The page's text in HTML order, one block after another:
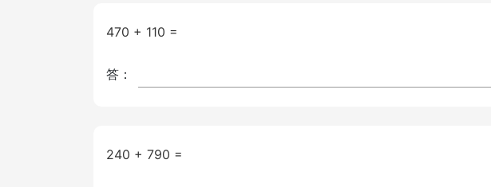
470 + 110 =
答：
240 + 790 =